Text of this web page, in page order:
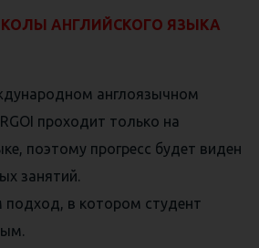
АНГЛИЙСКОГО ЯЗЫКА
англоязычном
проходит только на
поэтому прогресс будет виден
занятий.
в котором студент